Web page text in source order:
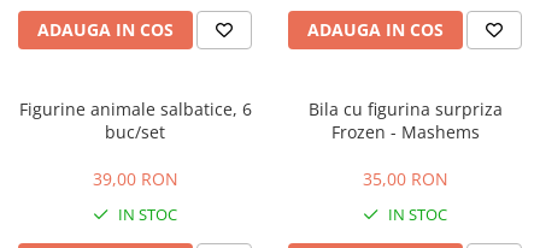
ADAUGA IN COS ADAUGA IN COS
Figurine animale salbatice, 6
buc/set
39,00 RON
IN STOC
Bila cu figurina surpriza
Frozen - Mashems
35,00 RON
IN STOC